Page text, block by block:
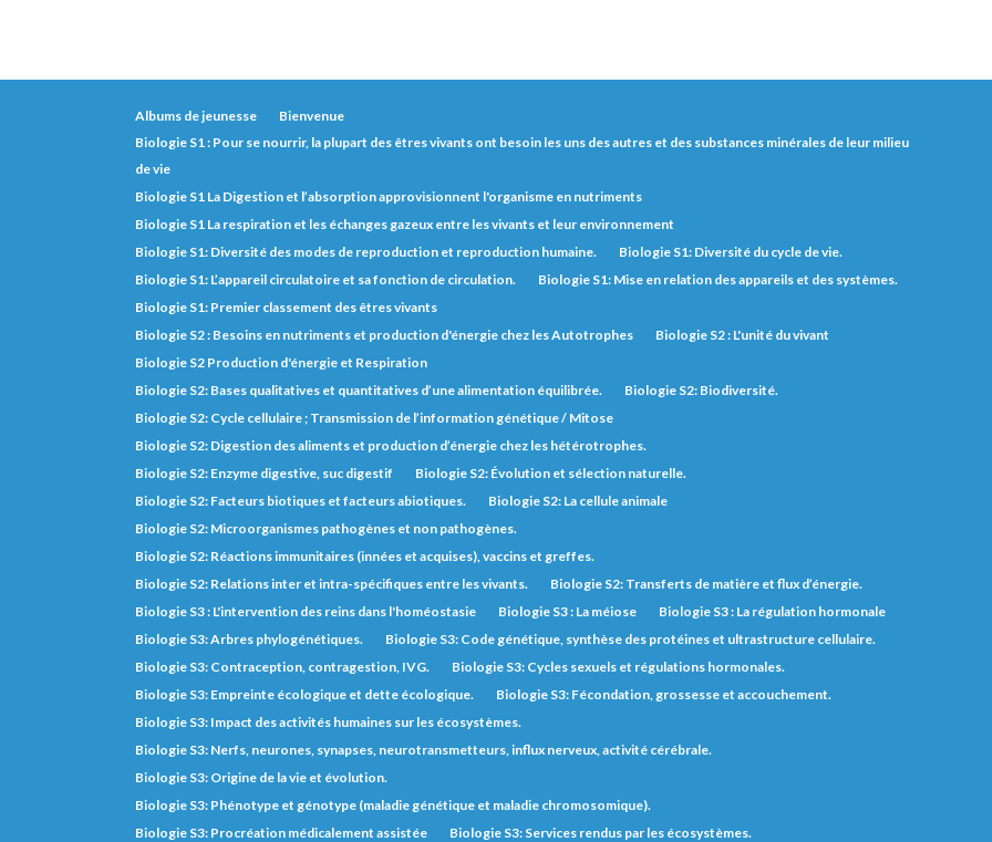
Albums de jeunesse
Bienvenue
Biologie S1 : Pour se nourrir, la plupart des êtres vivants ont besoin les uns des autres et des substances minérales de leur milieu
de vie
Biologie S1 La Digestion et l’absorption approvisionnent l'organisme en nutriments
Biologie S1 La respiration et les échanges gazeux entre les vivants et leur environnement
Biologie S1: Diversité des modes de reproduction et reproduction humaine.
Biologie S1: Diversité du cycle de vie.
Biologie S1: L’appareil circulatoire et sa fonction de circulation.
Biologie S1: Mise en relation des appareils et des systèmes.
Biologie S1: Premier classement des êtres vivants
Biologie S2 : Besoins en nutriments et production d'énergie chez les Autotrophes
Biologie S2 : L'unité du vivant
Biologie S2 Production d'énergie et Respiration
Biologie S2: Bases qualitatives et quantitatives d’une alimentation équilibrée.
Biologie S2: Biodiversité.
Biologie S2: Cycle cellulaire ; Transmission de l’information génétique / Mitose
Biologie S2: Digestion des aliments et production d’énergie chez les hétérotrophes.
Biologie S2: Enzyme digestive, suc digestif
Biologie S2: Évolution et sélection naturelle.
Biologie S2: Facteurs biotiques et facteurs abiotiques.
Biologie S2: La cellule animale
Biologie S2: Microorganismes pathogènes et non pathogènes.
Biologie S2: Réactions immunitaires (innées et acquises), vaccins et greffes.
Biologie S2: Relations inter et intra-spécifiques entre les vivants.
Biologie S2: Transferts de matière et flux d’énergie.
Biologie S3 : L'intervention des reins dans l'homéostasie
Biologie S3 : La méiose
Biologie S3 : La régulation hormonale
Biologie S3: Arbres phylogénétiques.
Biologie S3: Code génétique, synthèse des protéines et ultrastructure cellulaire.
Biologie S3: Contraception, contragestion, IVG.
Biologie S3: Cycles sexuels et régulations hormonales.
Biologie S3: Empreinte écologique et dette écologique.
Biologie S3: Fécondation, grossesse et accouchement.
Biologie S3: Impact des activités humaines sur les écosystèmes.
Biologie S3: Nerfs, neurones, synapses, neurotransmetteurs, influx nerveux, activité cérébrale.
Biologie S3: Origine de la vie et évolution.
Biologie S3: Phénotype et génotype (maladie génétique et maladie chromosomique).
Biologie S3: Procréation médicalement assistée
Biologie S3: Services rendus par les écosystèmes.